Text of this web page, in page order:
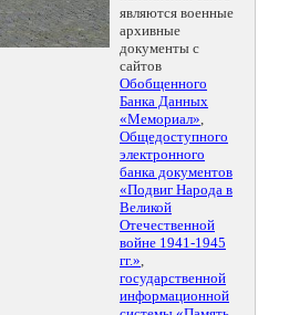
являются военные
архивные
документы с
сайтов
Обобщенного
Банка Данных
«Мемориал»,
Общедоступного
электронного
банка документов
«Подвиг Народа в
Великой
Отечественной
войне 1941-1945
гг.»,
государственной
информационной